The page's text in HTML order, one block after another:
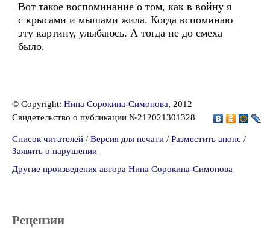
Вот такое воспоминание о том, как в войну я
с крысами и мышами жила. Когда вспоминаю
эту картину, улыбаюсь. А тогда не до смеха
было.
© Copyright: Нина Сорокина-Симонова, 2012
Свидетельство о публикации №212021301328
Список читателей / Версия для печати / Разместить анонс /
Заявить о нарушении
Другие произведения автора Нина Сорокина-Симонова
Рецензии